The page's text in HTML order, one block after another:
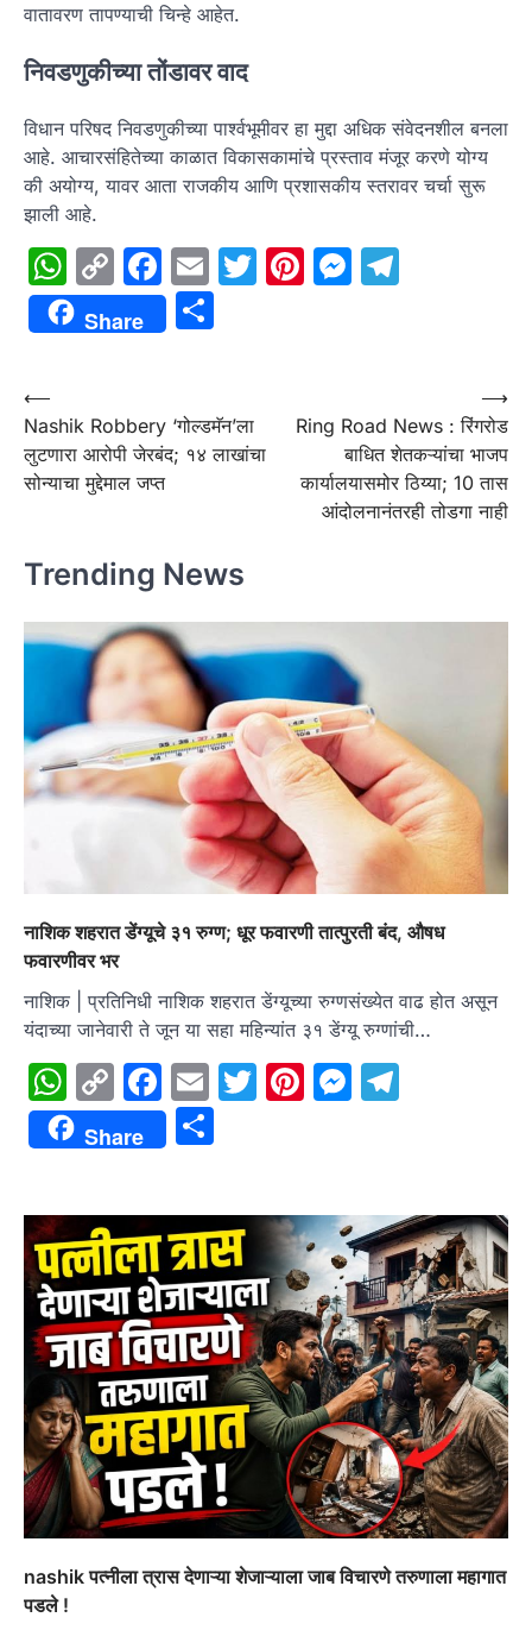
वातावरण तापण्याची चिन्हे आहेत.
निवडणुकीच्या तोंडावर वाद
विधान परिषद निवडणुकीच्या पार्श्वभूमीवर हा मुद्दा अधिक संवेदनशील बनला
आहे. आचारसंहितेच्या काळात विकासकामांचे प्रस्ताव मंजूर करणे योग्य
की अयोग्य, यावर आता राजकीय आणि प्रशासकीय स्तरावर चर्चा सुरू
झाली आहे.
WhatsApp
Copy
Link
Facebook
EmailTwitter
Pinterest
Share
Post
navigation
⟵
Nashik Robbery ‘गोल्डमॅन’ला
लुटणारा आरोपी जेरबंद; १४ लाखांचा
सोन्याचा मुद्देमाल जप्त
Ring Road News : रिंगरोड
बाधित शेतकऱ्यांचा भाजप
कार्यालयासमोर ठिय्या; 10 तास
आंदोलनानंतरही तोडगा नाही
⟶
Trending News
नाशिक शहरात डेंग्यूचे ३१ रुग्ण; धूर फवारणी तात्पुरती बंद, औषध
फवारणीवर भर
नाशिक | प्रतिनिधी नाशिक शहरात डेंग्यूच्या रुग्णसंख्येत वाढ होत असून
यंदाच्या जानेवारी ते जून या सहा महिन्यांत ३१ डेंग्यू रुग्णांची…
WhatsApp
Copy
Link
Facebook
EmailTwitter
Pinterest
Share
nashik पत्नीला त्रास देणाऱ्या शेजाऱ्याला जाब विचारणे तरुणाला महागात
पडले !